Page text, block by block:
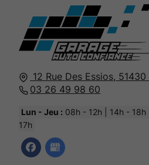
12 Rue Des Essios, 51430
03 26 49 98 60
Lun - Jeu : 08h - 12h | 14h - 18h
17h